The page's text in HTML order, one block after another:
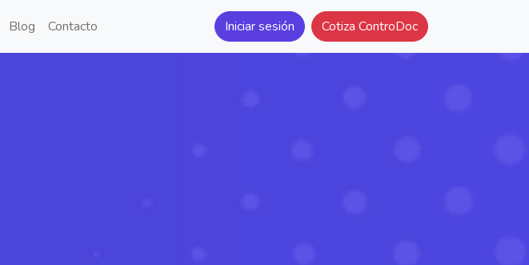
Blog Contacto Iniciar sesión Cotiza ControDoc